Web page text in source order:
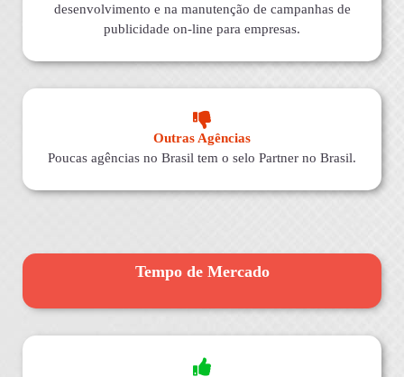
desenvolvimento e na manutenção de campanhas de
publicidade on-line para empresas.
Outras Agências
Poucas agências no Brasil tem o selo Partner no Brasil.
Tempo de Mercado